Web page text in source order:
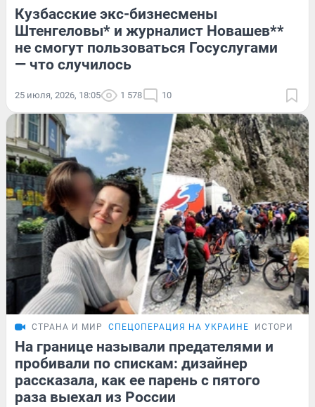
Кузбасские экс-бизнесмены
Штенгеловы* и журналист Новашев**
не смогут пользоваться Госуслугами
— что случилось
25 июля, 2026, 18:05 1 578 10
СТРАНА И МИР СПЕЦОПЕРАЦИЯ НА УКРАИНЕ ИСТОРИИ
На границе называли предателями и
пробивали по спискам: дизайнер
рассказала, как ее парень с пятого
раза выехал из России